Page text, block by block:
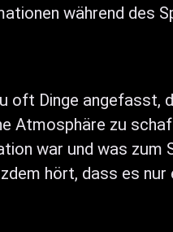
während des
oft Dinge angefasst,
Atmosphäre zu
war und was zum
hört, dass es nur